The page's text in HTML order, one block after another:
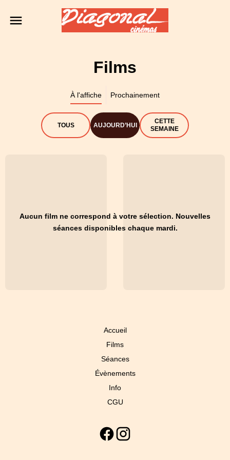
Films
À l'affiche Prochainement
TOUS AUJOURD’HUI
CETTE
SEMAINE
Aucun film ne correspond à votre sélection. Nouvelles
séances disponibles chaque mardi.
Accueil
Films
Séances
Évènements
Info
CGU